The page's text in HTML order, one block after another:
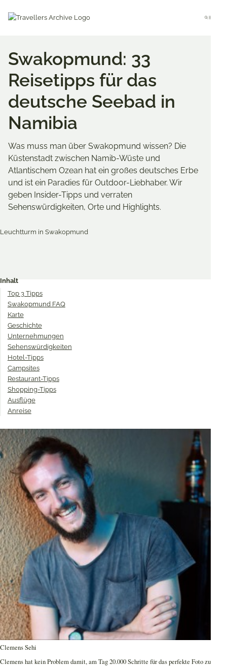
Menu
Swakopmund: 33
Reisetipps für das
deutsche Seebad in
Namibia
Was muss man über Swakopmund wissen? Die
Küstenstadt zwischen Namib-Wüste und
Atlantischem Ozean hat ein großes deutsches Erbe
und ist ein Paradies für Outdoor-Liebhaber. Wir
geben Insider-Tipps und verraten
Sehenswürdigkeiten, Orte und Highlights.
Twitter
Inhalt
Top 3 Tipps
Swakopmund FAQ
Karte
Geschichte
Unternehmungen
Sehenswürdigkeiten
Hotel-Tipps
Campsites
Restaurant-Tipps
Shopping-Tipps
Ausflüge
Anreise
Clemens Sehi
Clemens hat kein Problem damit, am Tag 20.000 Schritte für das perfekte Foto zu